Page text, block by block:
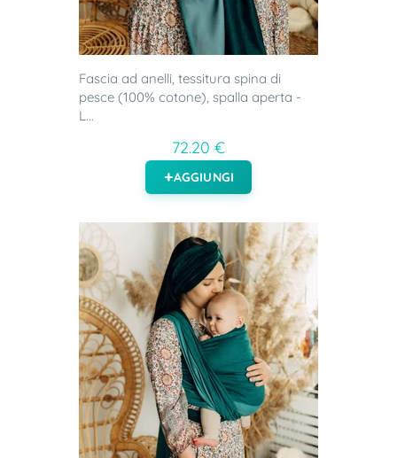
Fascia ad anelli, tessitura spina di
pesce (100% cotone), spalla aperta -
L...
72.20 €
AGGIUNGI